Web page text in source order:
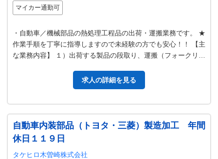
マイカー通勤可
・自動車／機械部品の熱処理工程品の出荷・運搬業務です。 ★
作業手順を丁寧に指導しますので未経験の方でも安心！！ 【主
な業務内容】 １）出荷する製品の段取り、運搬（フォークリフ
求人の詳細を見る
自動車内装部品（トヨタ・三菱）製造加工 年間
休日１１９日
タケヒロ木曽崎株式会社